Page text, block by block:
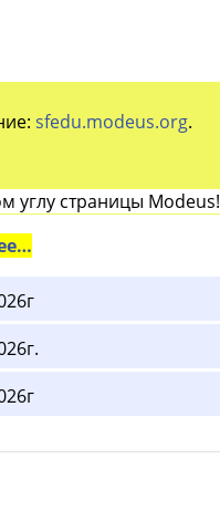
sfedu.modeus.org.
углу страницы Modeus!